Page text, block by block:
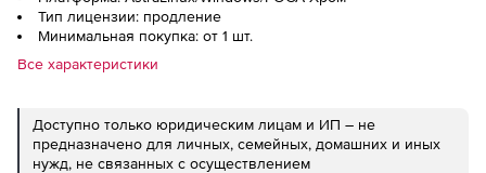
Тип лицензии: продление
Минимальная покупка: от 1 шт.
Все характеристики
Доступно только юридическим лицам и ИП – не
предназначено для личных, семейных, домашних и иных
нужд, не связанных с осуществлением